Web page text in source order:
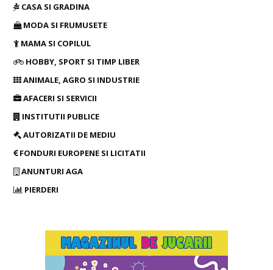
CASA SI GRADINA
MODA SI FRUMUSETE
MAMA SI COPILUL
HOBBY, SPORT SI TIMP LIBER
ANIMALE, AGRO SI INDUSTRIE
AFACERI SI SERVICII
INSTITUTII PUBLICE
AUTORIZATII DE MEDIU
FONDURI EUROPENE SI LICITATII
ANUNTURI AGA
PIERDERI